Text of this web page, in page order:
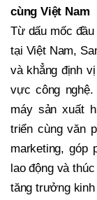
cùng Việt Nam
Từ dấu mốc
tại Việt Nam,
và khẳng định
vực công
máy sản xuất
triển cùng văn
marketing, góp
lao động và
tăng trưởng